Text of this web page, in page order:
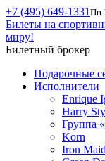
+7 (495) 649-1331
Билеты на
миру!
Билетный брокер
Подарочные
Исполнители
Enrique
Harry
Группа
Korn
Iron